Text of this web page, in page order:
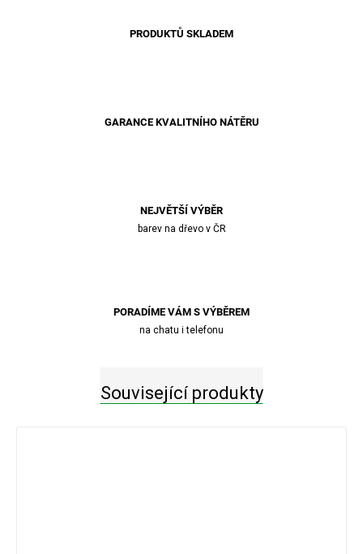
PRODUKTŮ SKLADEM
GARANCE KVALITNÍHO NÁTĚRU
NEJVĚTŠÍ VÝBĚR
barev na dřevo v ČR
PORADÍME VÁM S VÝBĚREM
na chatu i telefonu
Související produkty